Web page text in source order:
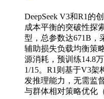
DeepSeek V3和R1的
成本平衡的突破性探
型，总参数达671B，
辅助损失负载均衡策
源消耗，预训练14.8
1/15。R1则基于V3
发推理能力，无需监
与群体相对策略优化